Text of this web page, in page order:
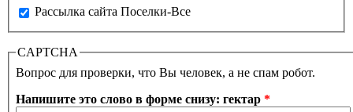
Рассылка сайта Поселки-Все
CAPTCHA
Вопрос для проверки, что Вы человек, а не спам робот.
Напишите это слово в форме снизу: гектар *